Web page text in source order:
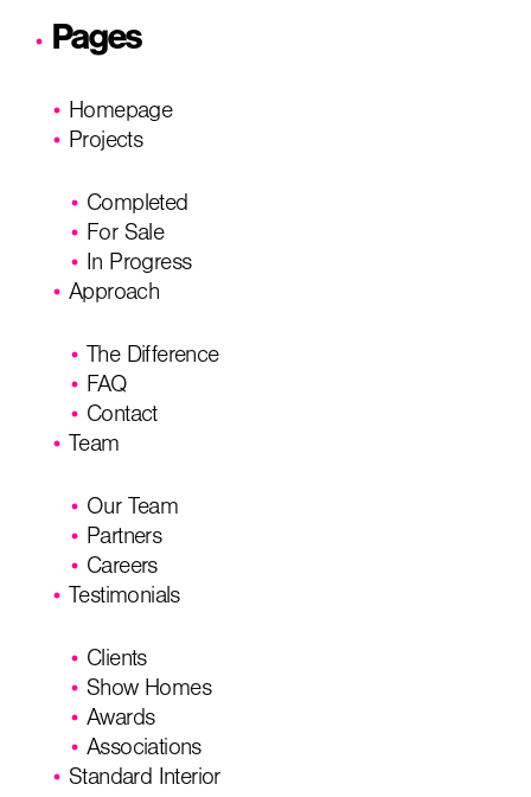
Pages
Homepage
Projects
Completed
For Sale
In Progress
Approach
The Difference
FAQ
Contact
Team
Our Team
Partners
Careers
Testimonials
Clients
Show Homes
Awards
Associations
Standard Interior